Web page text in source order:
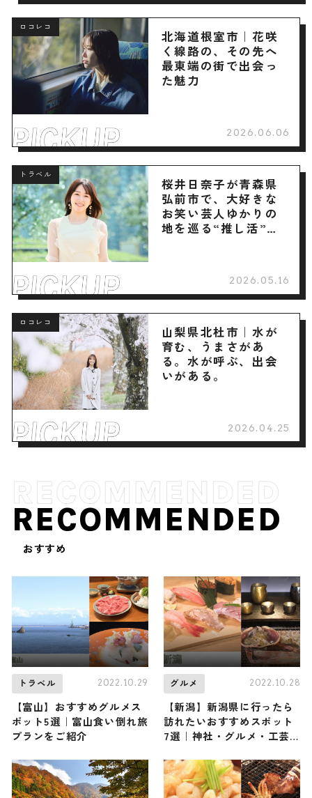
ロコレコ
北海道根室市｜花咲
く線路の、その先へ
最東端の街で出会っ
た魅力
2026.06.06
トラベル
桜井日奈子が青森県
弘前市で、大好きな
お笑い芸人ゆかりの
地を巡る“推し活”旅
2026.05.16
ロコレコ
山梨県北杜市｜水が
育む、うまさがあ
る。水が呼ぶ、出会
いがある。
2026.04.25
RECOMMENDED
おすすめ
トラベル 2022.10.29
【富山】おすすめグルメス
ポット5選｜富山食い倒れ旅
プランをご紹介
グルメ 2022.10.28
【新潟】新潟県に行ったら
訪れたいおすすめスポット
7選｜神社・グルメ・工芸